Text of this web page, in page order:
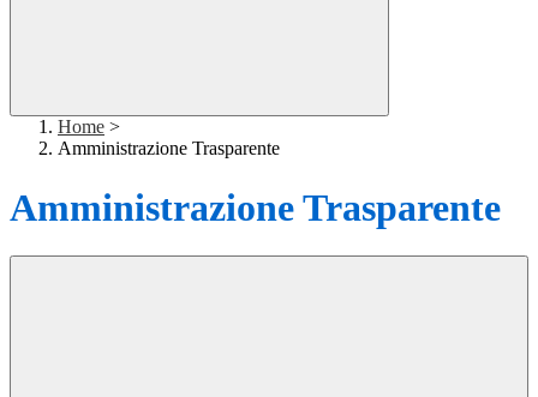
Home >
Amministrazione Trasparente
Amministrazione Trasparente